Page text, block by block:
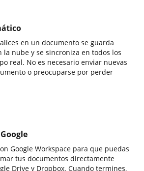
en un documento se guarda
nube y se sincroniza en todos los
real. No es necesario enviar nuevas
o preocuparse por perder
Google Workspace para que puedas
tus documentos directamente
Drive y Dropbox. Cuando termines,